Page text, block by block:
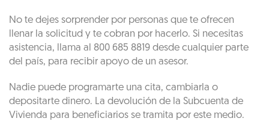
No te dejes sorprender por personas que te ofrecen
llenar la solicitud y te cobran por hacerlo. Si necesitas
asistencia, llama al 800 685 8819 desde cualquier parte
del país, para recibir apoyo de un asesor.
Nadie puede programarte una cita, cambiarla o
depositarte dinero. La devolución de la Subcuenta de
Vivienda para beneficiarios se tramita por este medio.